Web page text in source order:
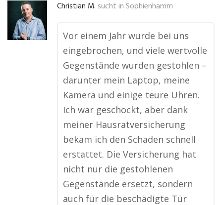
Christian M. sucht in Sophienhamm
Vor einem Jahr wurde bei uns
eingebrochen, und viele wertvolle
Gegenstände wurden gestohlen –
darunter mein Laptop, meine
Kamera und einige teure Uhren.
Ich war geschockt, aber dank
meiner Hausratversicherung
bekam ich den Schaden schnell
erstattet. Die Versicherung hat
nicht nur die gestohlenen
Gegenstände ersetzt, sondern
auch für die beschädigte Tür